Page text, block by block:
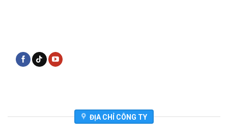
ĐỊA CHỈ CÔNG TY